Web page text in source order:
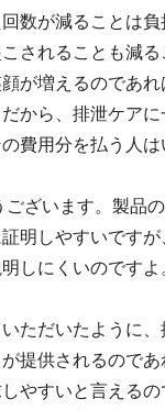
数が減ることは負
されることも減
が増えるのであ
から、排泄ケアに
費用分を払う人は
ございます。製品
明しやすいです
しにくいのですよ
ただいたように、
提供されるのであ
やすいと言える